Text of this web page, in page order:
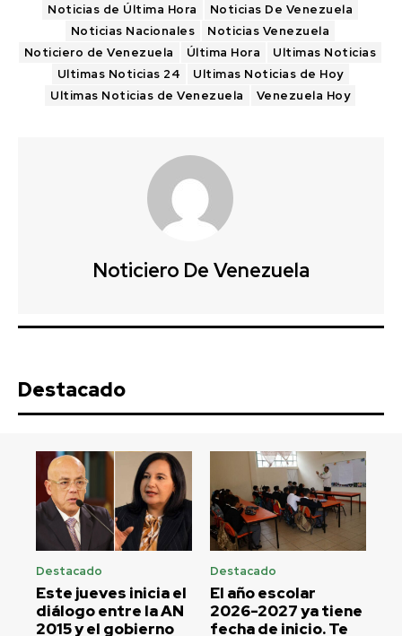
Noticias de Última Hora
Noticias De Venezuela
Noticias Nacionales
Noticias Venezuela
Noticiero de Venezuela
Última Hora
Ultimas Noticias
Ultimas Noticias 24
Ultimas Noticias de Hoy
Ultimas Noticias de Venezuela
Venezuela Hoy
Noticiero De Venezuela
Destacado
Destacado
Este jueves inicia el
diálogo entre la AN
2015 y el gobierno
Destacado
El año escolar
2026-2027 ya tiene
fecha de inicio. Te